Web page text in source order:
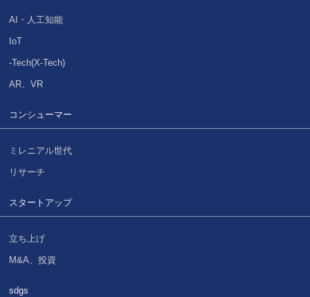
AI・人工知能
IoT
-Tech(X-Tech)
AR、VR
コンシューマー
ミレニアル世代
リサーチ
スタートアップ
立ち上げ
M&A、投資
sdgs